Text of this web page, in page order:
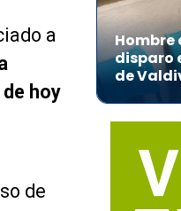
a
hoy
de
Hombre
disparo
de